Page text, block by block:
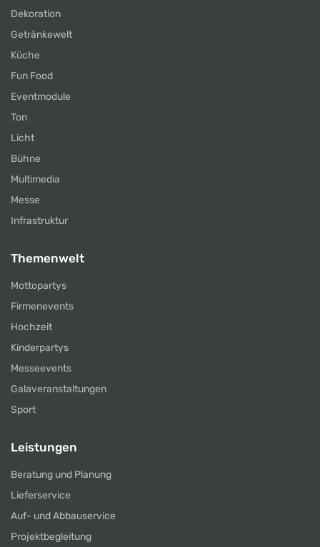
Dekoration
Getränkewelt
Küche
Fun Food
Eventmodule
Ton
Licht
Bühne
Multimedia
Messe
Infrastruktur
Themenwelt
Mottopartys
Firmenevents
Hochzeit
Kinderpartys
Messeevents
Galaveranstaltungen
Sport
Leistungen
Beratung und Planung
Lieferservice
Auf- und Abbauservice
Projektbegleitung